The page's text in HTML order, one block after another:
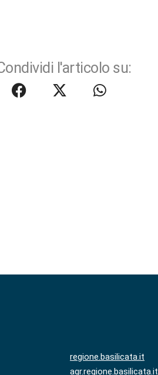
l'articolo su:
regione.basilicata.it
agr.regione.basilicata.it